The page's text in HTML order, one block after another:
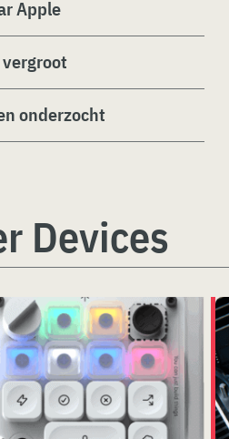
Apple
onderzocht
Devices